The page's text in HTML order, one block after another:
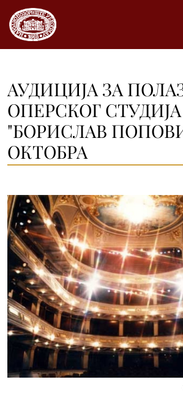
АУДИЦИЈА ЗА
ОПЕРСКОГ СТУДИЈА
"БОРИСЛАВ
ОКТОБРА